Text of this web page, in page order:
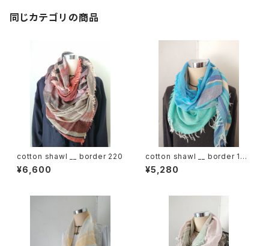
同じカテゴリの商品
cotton shawl __ border 220
¥6,600
cotton shawl __ border 160
海嶺w
¥5,280